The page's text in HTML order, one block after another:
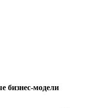
бизнес-модели